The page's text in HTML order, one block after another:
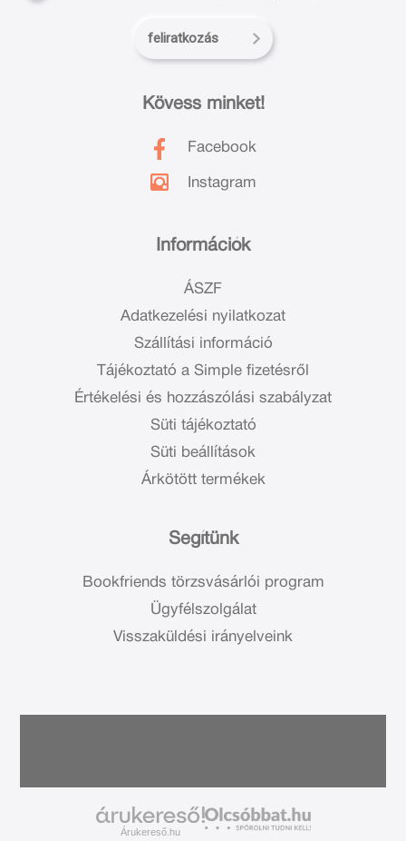
Információk
ÁSZF
Adatkezelési nyilatkozat
Szállítási információ
Tájékoztató a Simple fizetésről
Értékelési és hozzászólási szabályzat
Süti tájékoztató
Süti beállítások
Árkötött termékek
Segítünk
Bookfriends törzsvásárlói program
Ügyfélszolgálat
Visszaküldési irányelveink
Kövess minket!
Facebook
Instagram
feliratkozás
Árukereső.hu